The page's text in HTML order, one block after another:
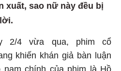
xuất, sao nữ này đều bị
2/4 vừa qua, phim cổ
khiến khán giả bàn luận